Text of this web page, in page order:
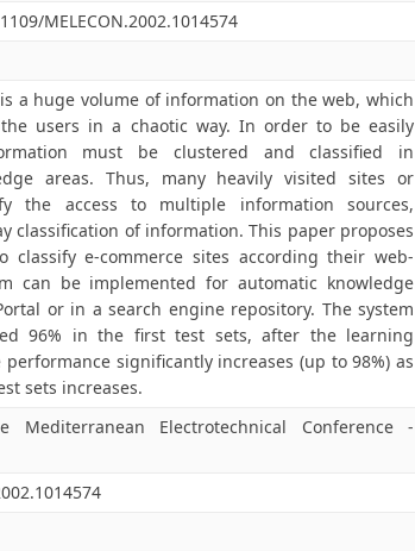
MELECON.2002.1014574
a huge volume of information on the web, which
users in a chaotic way. In order to be easily
must be clustered and classified in
areas. Thus, many heavily visited sites or
the access to multiple information sources,
classification of information. This paper proposes
classify e-commerce sites according their web-
can be implemented for automatic knowledge
or in a search engine repository. The system
96% in the first test sets, after the learning
performance significantly increases (up to 98%) as
sets increases.
Mediterranean Electrotechnical Conference -